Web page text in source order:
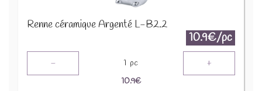
Renne céramique Argenté L-B2.2
10.9€/pc
- 1 pc +
10.9€